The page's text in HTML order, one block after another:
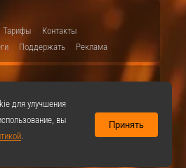
Тарифы
Контакты
Поддержать Реклама
для улучшения
вы
.
Принять